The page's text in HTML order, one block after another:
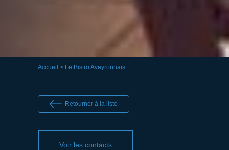
Accueil > Le Bistro Aveyronnais
Retourner à la liste
Voir les contacts